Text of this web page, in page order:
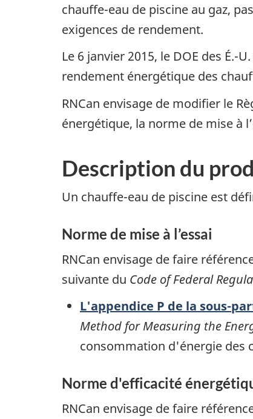
chauffe-eau de piscine au gaz,
exigences de rendement.
Le 6 janvier 2015, le DOE des É.-
rendement énergétique des
RNCan envisage de modifier le
énergétique, la norme de mise à
Description du
Un chauffe-eau de piscine est
Norme de mise à l’essai
RNCan envisage de faire
suivante du Code of Federal
L'appendice P de la sous-
Method for Measuring the
consommation d'énergie des
Norme d'efficacité
RNCan envisage de faire